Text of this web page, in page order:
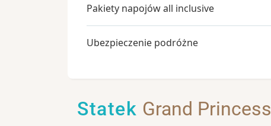
Pakiety napojów all inclusive
Ubezpieczenie podróżne
Statek Grand Princess